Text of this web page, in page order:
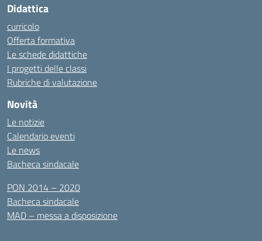
Didattica
curricolo
Offerta formativa
Le schede didattiche
I progetti delle classi
Rubriche di valutazione
Novità
Le notizie
Calendario eventi
Le news
Bacheca sindacale
PON 2014 – 2020
Bacheca sindacale
MAD – messa a disposizione